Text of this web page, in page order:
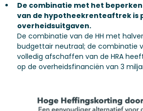
De combinatie met het
van de hypotheekrenteaftrek is
overheidsuitgaven.
De combinatie van de HH met
budgettair neutraal; de combinatie
volledig afschaffen van de HRA
op de overheidsfinanciën van 3